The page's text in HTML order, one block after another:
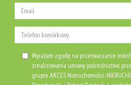
Wyrażam zgodę na przetwarzanie
zrealizowania umowy pośrednictwa
grupie AKCES Nieruchomości: